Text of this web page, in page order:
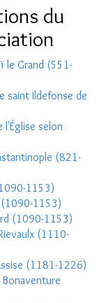
du
le Grand (551-
saint Ildefonse de
l'Église selon
(821-
1153)
(1090-1153)
(1090-1153)
(1110-
(1181-1226)